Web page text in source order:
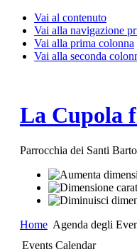
Vai al contenuto
Vai alla navigazione
Vai alla prima colonna
Vai alla seconda
La Cupola
Parrocchia dei Santi
Home Agenda degli
Events Calendar